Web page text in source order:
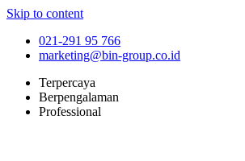
Skip to content
021-291 95 766
marketing@bin-group.co.id
Terpercaya
Berpengalaman
Professional